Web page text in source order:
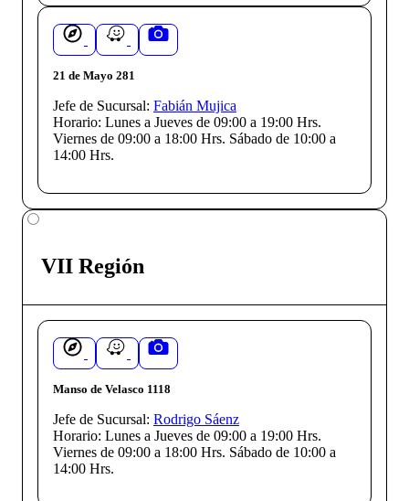
21 de Mayo 281
Jefe de Sucursal: Fabián Mujica
Horario: Lunes a Jueves de 09:00 a 19:00 Hrs.
Viernes de 09:00 a 18:00 Hrs. Sábado de 10:00 a
14:00 Hrs.
VII Región
Manso de Velasco 1118
Jefe de Sucursal: Rodrigo Sáenz
Horario: Lunes a Jueves de 09:00 a 19:00 Hrs.
Viernes de 09:00 a 18:00 Hrs. Sábado de 10:00 a
14:00 Hrs.